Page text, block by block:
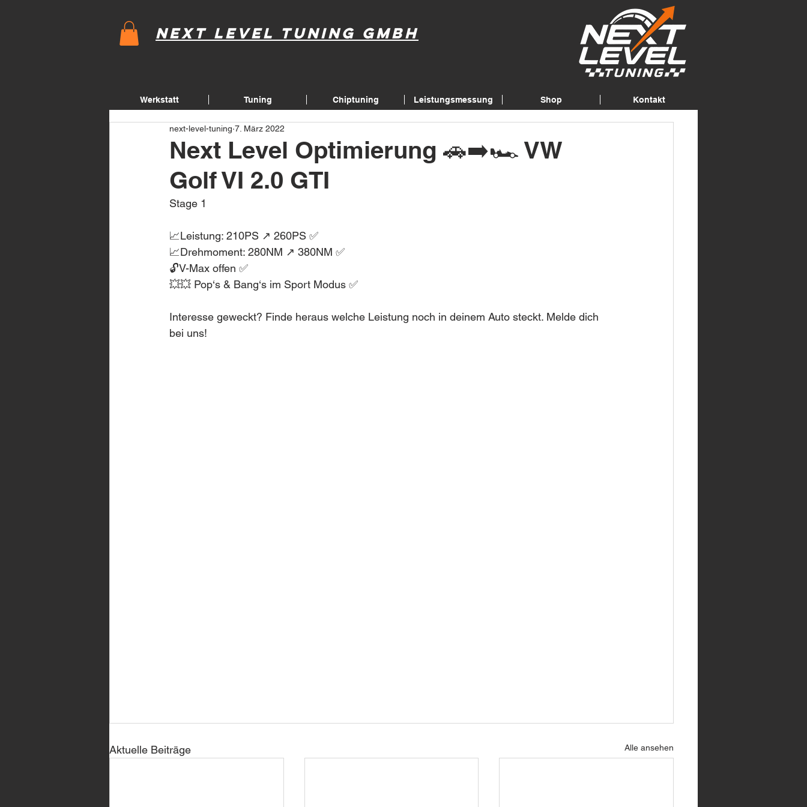
Next Level Tuning GmbH
Werkstatt Tuning Chiptuning Leistungsmessung Shop Kontakt
Next Level Optimierung 🚗➡️🏎 VW
Golf VI 2.0 GTI
next-level-tuning 7. März 2022
Stage 1
📈Leistung: 210PS ↗️ 260PS ✅
📈Drehmoment: 280NM ↗️ 380NM ✅
🔓V-Max offen ✅
💥💥 Pop‘s & Bang‘s im Sport Modus ✅
Interesse geweckt? Finde heraus welche Leistung noch in deinem Auto steckt. Melde dich
bei uns!
Aktuelle Beiträge Alle ansehen